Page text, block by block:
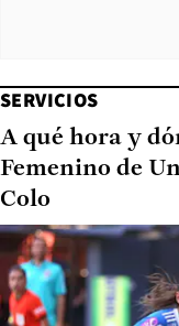
SERVICIOS
A qué hora y
Femenino de
Colo